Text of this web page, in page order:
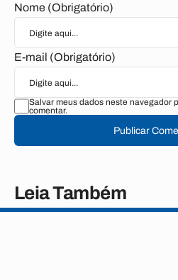
Nome (Obrigatório)
E-mail (Obrigatório)
Salvar meus dados neste navegador
comentar.
Publicar
Leia Também